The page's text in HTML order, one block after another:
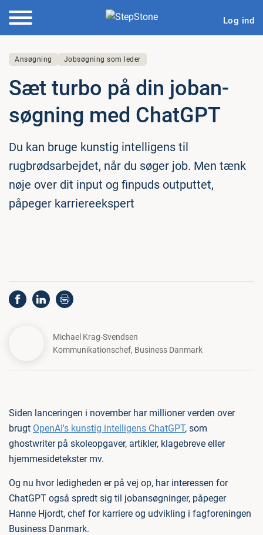
Log ind
Ansøgning Jobsøgning som leder
Sæt turbo på din jo­ban­
søg­ning med ChatGPT
Du kan bruge kunstig intelligens til
rugbrødsarbejdet, når du søger job. Men tænk
nøje over dit input og finpuds outputtet,
påpeger karriereekspert
Michael Krag-Svendsen
Kommunikationschef, Business Danmark
Siden lanceringen i november har millioner verden over
brugt OpenAI's kunstig intelligens ChatGPT, som
ghostwriter på skoleopgaver, artikler, klagebreve eller
hjemmesidetekster mv.
Og nu hvor ledigheden er på vej op, har interessen for
ChatGPT også spredt sig til jobansøgninger, påpeger
Hanne Hjordt, chef for karriere og udvikling i fagforeningen
Business Danmark.